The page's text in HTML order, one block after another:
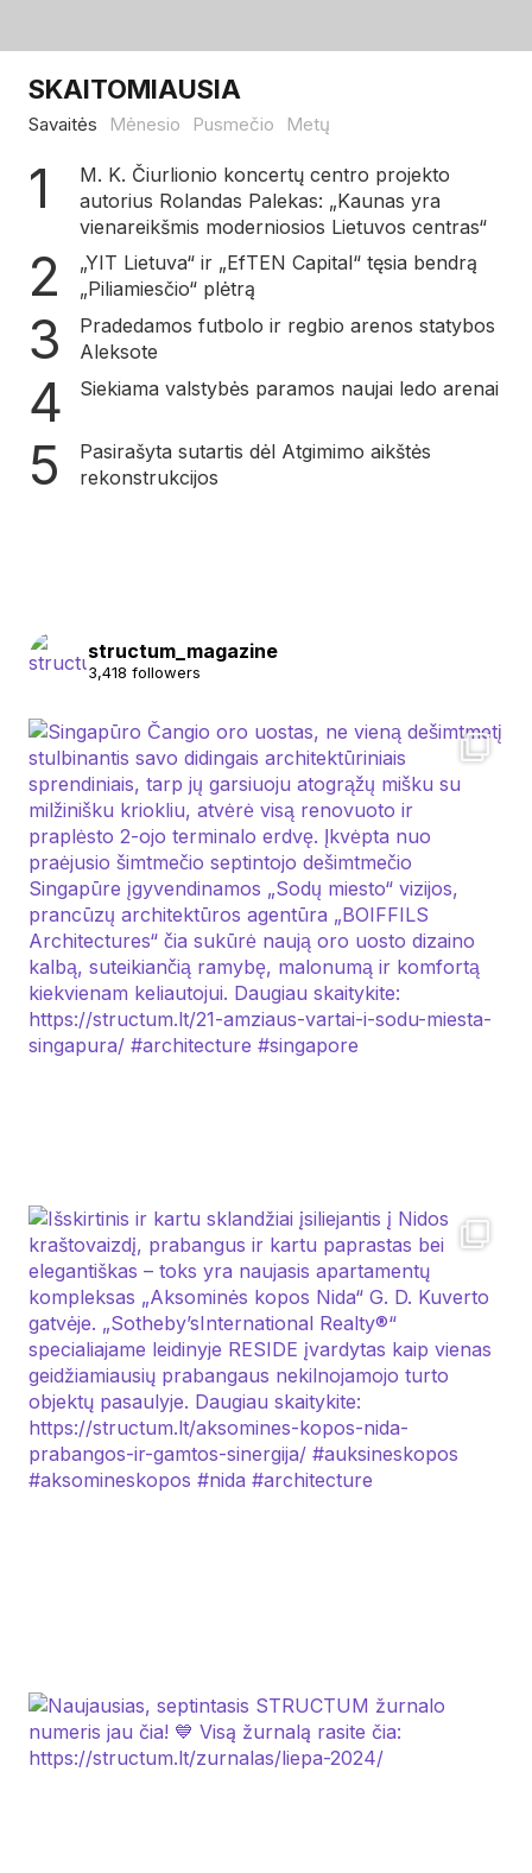
SKAITOMIAUSIA
Savaitės Mėnesio Pusmečio Metų
M. K. Čiurlionio koncertų centro projekto
autorius Rolandas Palekas: „Kaunas yra
vienareikšmis moderniosios Lietuvos centras“
„YIT Lietuva“ ir „EfTEN Capital“ tęsia bendrą
„Piliamiesčio“ plėtrą
Pradedamos futbolo ir regbio arenos statybos
Aleksote
Siekiama valstybės paramos naujai ledo arenai
Pasirašyta sutartis dėl Atgimimo aikštės
rekonstrukcijos
structum_magazine
3,418 followers